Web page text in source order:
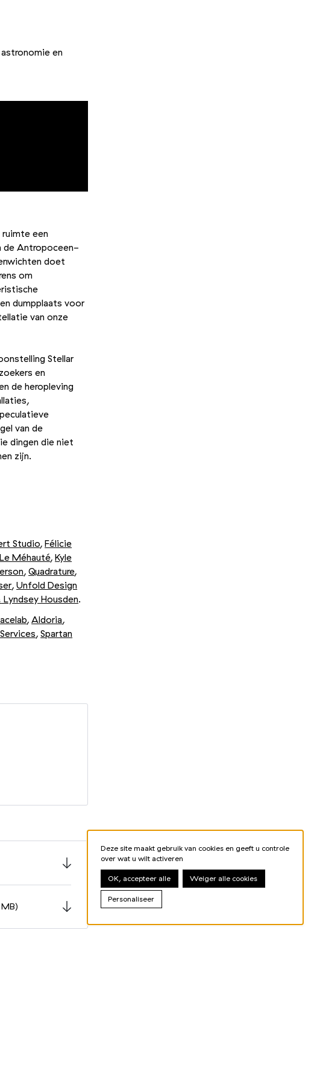
en
een
de Antropoceen-
doet
om
dumpplaats voor
van onze
Stellar
en
de heropleving
van de
dingen die niet
zijn.
Studio, Félicie
Méhauté, Kyle
,Quadrature,
,Unfold Design
Lyndsey Housden.
,Aldoria,
,Spartan
MB)
Deze site maakt gebruik van cookies en geeft u controle
over wat u wilt activeren
OK, accepteer alle Weiger alle cookies
Personaliseer